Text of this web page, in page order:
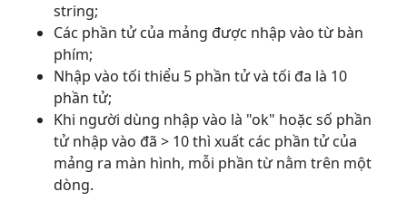
string;
Các phần tử của mảng được nhập vào từ bàn
phím;
Nhập vào tối thiểu 5 phần tử và tối đa là 10
phần tử;
Khi người dùng nhập vào là "ok" hoặc số phần
tử nhập vào đã > 10 thì xuất các phần tử của
mảng ra màn hình, mỗi phần từ nằm trên một
dòng.